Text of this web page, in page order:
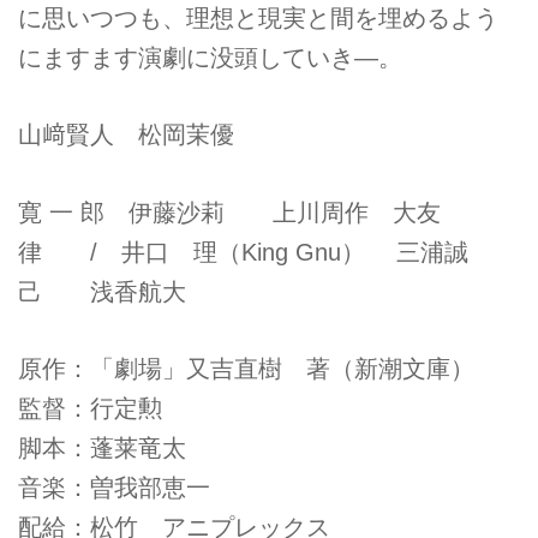
に思いつつも、理想と現実と間を埋めるよう
にますます演劇に没頭していき―。
山﨑賢人 松岡茉優
寛 一 郎 伊藤沙莉 上川周作 大友
律 / 井口 理（King Gnu） 三浦誠
己 浅香航大
原作：「劇場」又吉直樹 著（新潮文庫）
監督：行定勲
脚本：蓬莱竜太
音楽：曽我部恵一
配給：松竹 アニプレックス